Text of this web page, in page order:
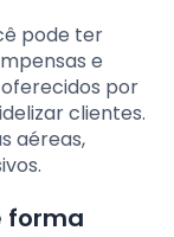
pode ter
e
por
clientes.
aéreas,
forma